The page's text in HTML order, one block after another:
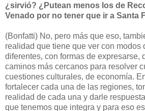
¿sirvió? ¿Putean menos los de
Venado por no tener que ir a Santa
(Bonfatti) No, pero más que eso,
realidad que tiene que ver con modos
diferentes, con formas de expresarse,
caminos más cercanos para resolver
cuestiones culturales, de economía.
fortalecer cada una de las regiones,
realidad de cada una y darle
que tenemos que integra y para eso